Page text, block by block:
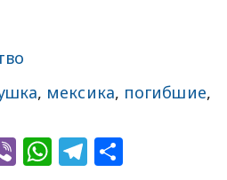
, мексика, погибшие,
ViberWhatsApp
Telegram